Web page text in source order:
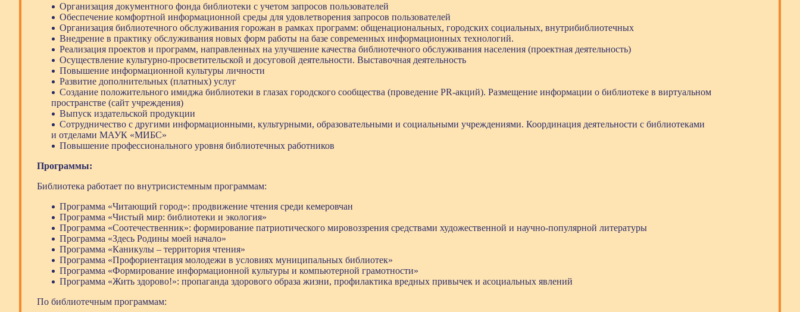
Организация документного фонда библиотеки с учетом запросов пользователей
Обеспечение комфортной информационной среды для удовлетворения запросов пользователей
Организация библиотечного обслуживания горожан в рамках программ: общенациональных, городских социальных, внутрибиблиотечных
Внедрение в практику обслуживания новых форм работы на базе современных информационных технологий.
Реализация проектов и программ, направленных на улучшение качества библиотечного обслуживания населения (проектная деятельность)
Осуществление культурно-просветительской и досуговой деятельности. Выставочная деятельность
Повышение информационной культуры личности
Развитие дополнительных (платных) услуг
Создание положительного имиджа библиотеки в глазах городского сообщества (проведение PR-акций). Размещение информации о библиотеке в виртуальном
пространстве (сайт учреждения)
Выпуск издательской продукции
Сотрудничество с другими информационными, культурными, образовательными и социальными учреждениями. Координация деятельности с библиотеками
и отделами МАУК «МИБС»
Повышение профессионального уровня библиотечных работников
Программы:
Библиотека работает по внутрисистемным программам:
Программа «Читающий город»: продвижение чтения среди кемеровчан
Программа «Чистый мир: библиотеки и экология»
Программа «Соотечественник»: формирование патриотического мировоззрения средствами художественной и научно-популярной литературы
Программа «Здесь Родины моей начало»
Программа «Каникулы – территория чтения»
Программа «Профориентация молодежи в условиях муниципальных библиотек»
Программа «Формирование информационной культуры и компьютерной грамотности»
Программа «Жить здорово!»: пропаганда здорового образа жизни, профилактика вредных привычек и асоциальных явлений
По библиотечным программам: